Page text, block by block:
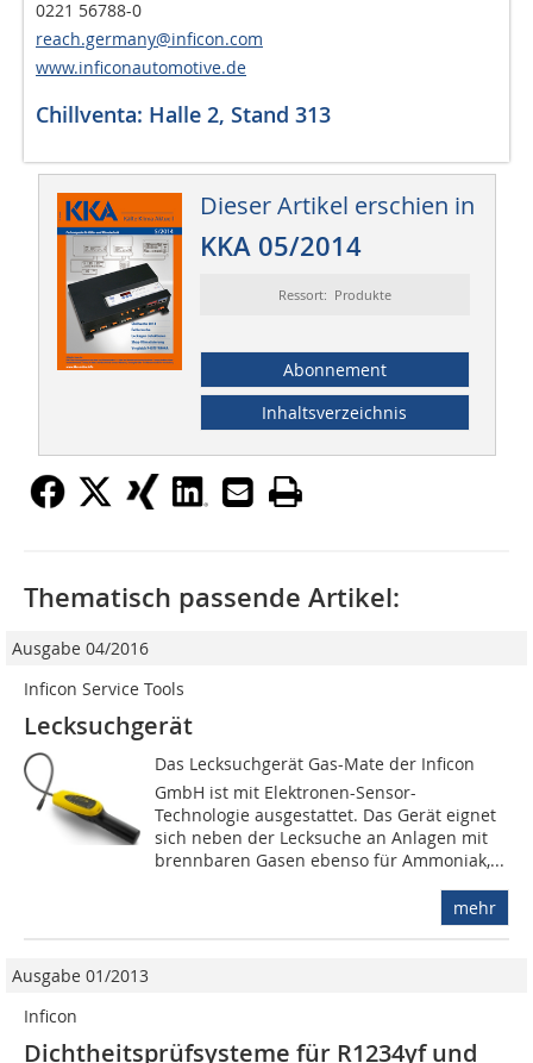
0221 56788-0
reach.germany@inficon.com
www.inficonautomotive.de
Chillventa: Halle 2, Stand 313
Dieser Artikel erschien in
KKA 05/2014
Ressort: Produkte
Abonnement
Inhaltsverzeichnis
Thematisch passende Artikel:
Ausgabe 04/2016
Inficon Service Tools
Lecksuchgerät
Das Lecksuchgerät Gas-Mate der Inficon
GmbH ist mit Elektronen-Sensor-
Technologie ausgestattet. Das Gerät eignet
sich neben der Lecksuche an Anlagen mit
brennbaren Gasen ebenso für Ammoniak,...
mehr
Ausgabe 01/2013
Inficon
Dichtheitsprüfsysteme für R1234yf und